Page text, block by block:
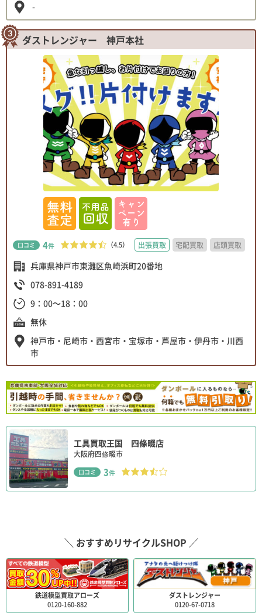
-
ダストレンジャー 神戸本社
口コミ 4件 （4.5） 出張買取 宅配買取 店頭買取
兵庫県神戸市東灘区魚崎浜町20番地
078-891-4189
9：00～18：00
無休
神戸市・尼崎市・西宮市・宝塚市・芦屋市・伊丹市・川西
市
工具買取王国 四條畷店
大阪府四條畷市
口コミ 3件
＼ おすすめリサイクルSHOP ／
鉄道模型買取アローズ
0120-160-882
ダストレンジャー
0120-67-0718